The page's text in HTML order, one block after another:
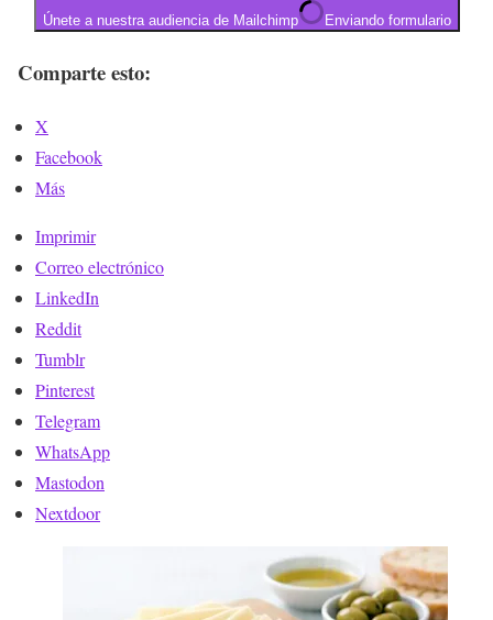
Únete a nuestra audiencia de Mailchimp Enviando formulario
Comparte esto:
X
Facebook
Más
Imprimir
Correo electrónico
LinkedIn
Reddit
Tumblr
Pinterest
Telegram
WhatsApp
Mastodon
Nextdoor